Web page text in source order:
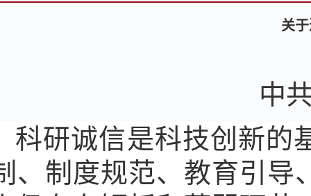
关
中共中央
科研诚信是科技创新的
、制度规范、教育引导